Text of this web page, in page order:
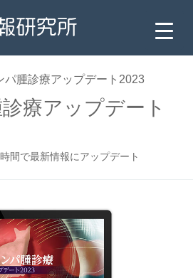
パ腫診療アップデート2023
療アップデート
間で最新情報にアップデート